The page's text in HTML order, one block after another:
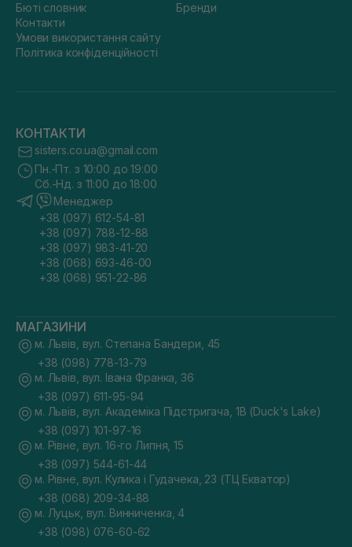
Бюті словник
Контакти
Умови використання сайту
Політика конфіденційності
Бренди
КОНТАКТИ
sisters.co.ua@gmail.com
Пн.-Пт. з 10:00 до 19:00
Сб.-Нд. з 11:00 до 18:00
Менеджер
+38 (097) 612-54-81
+38 (097) 788-12-88
+38 (097) 983-41-20
+38 (068) 693-46-00
+38 (068) 951-22-86
МАГАЗИНИ
м. Львів, вул. Степана Бандери, 45
+38 (098) 778-13-79
м. Львів, вул. Івана Франка, 36
+38 (097) 611-95-94
м. Львів, вул. Академіка Підстригача, 1В (Duck's Lake)
+38 (097) 101-97-16
м. Рівне, вул. 16-го Липня, 15
+38 (097) 544-61-44
м. Рівне, вул. Кулика і Гудачека, 23 (ТЦ Екватор)
+38 (068) 209-34-88
м. Луцьк, вул. Винниченка, 4
+38 (098) 076-60-62